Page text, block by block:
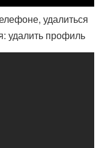
удалиться
удалить профиль